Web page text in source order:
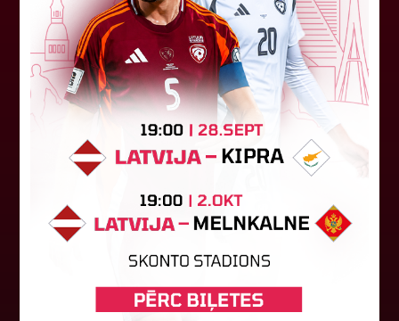
FK "Auda" pie eirokausu galda
turpina baudīt desertus
Konferences līgas kvalifikācijas trešās kārtas
pirmo spēli, savu skatītāju priekšā "Skonto"
stadionā Rīgā ar 1:0 uzveica...